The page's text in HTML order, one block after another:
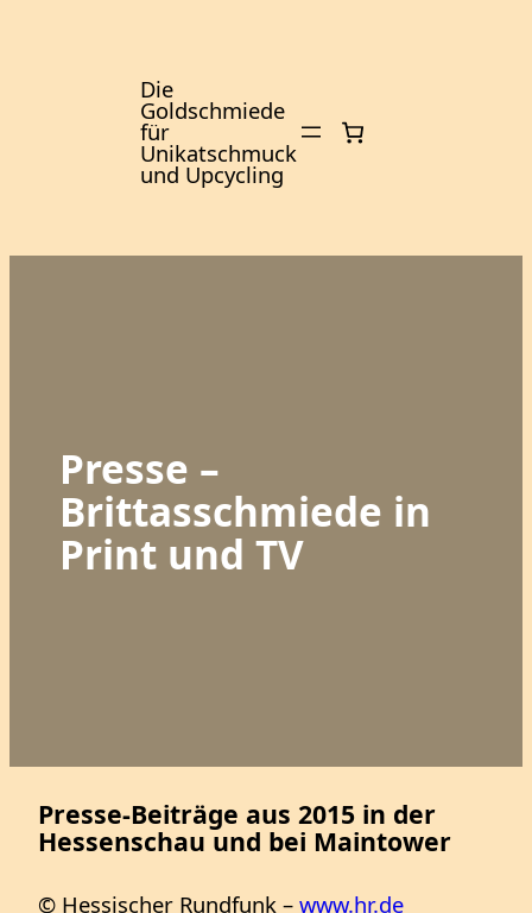
Die
Goldschmiede
für
Unikatschmuck
und Upcycling
Presse –
Brittasschmiede in
Print und TV
Presse-Beiträge aus 2015 in der
Hessenschau und bei Maintower
© Hessischer Rundfunk – www.hr.de